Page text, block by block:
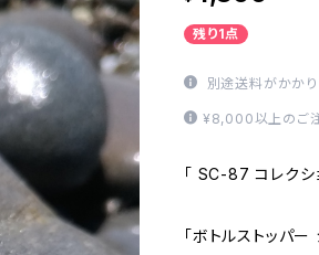
残り1点
別途送料がかかり
¥8,000以上のご注
「 SC-87 コレクシ
「ボトルストッパー